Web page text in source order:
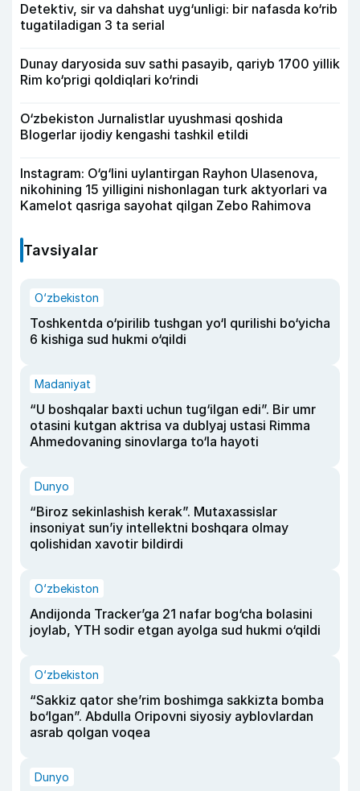
Detektiv, sir va dahshat uyg‘unligi: bir nafasda ko‘rib
tugatiladigan 3 ta serial
Dunay daryosida suv sathi pasayib, qariyb 1700 yillik
Rim ko‘prigi qoldiqlari ko‘rindi
O‘zbekiston Jurnalistlar uyushmasi qoshida
Blogerlar ijodiy kengashi tashkil etildi
Instagram: O‘g‘lini uylantirgan Rayhon Ulasenova,
nikohining 15 yilligini nishonlagan turk aktyorlari va
Kamelot qasriga sayohat qilgan Zebo Rahimova
Tavsiyalar
O‘zbekiston
Toshkentda o‘pirilib tushgan yo‘l qurilishi bo‘yicha
6 kishiga sud hukmi o‘qildi
Madaniyat
“U boshqalar baxti uchun tug‘ilgan edi”. Bir umr
otasini kutgan aktrisa va dublyaj ustasi Rimma
Ahmedovaning sinovlarga to‘la hayoti
Dunyo
“Biroz sekinlashish kerak”. Mutaxassislar
insoniyat sun’iy intellektni boshqara olmay
qolishidan xavotir bildirdi
O‘zbekiston
Andijonda Tracker’ga 21 nafar bog‘cha bolasini
joylab, YTH sodir etgan ayolga sud hukmi o‘qildi
O‘zbekiston
“Sakkiz qator she’rim boshimga sakkizta bomba
bo‘lgan”. Abdulla Oripovni siyosiy ayblovlardan
asrab qolgan voqea
Dunyo